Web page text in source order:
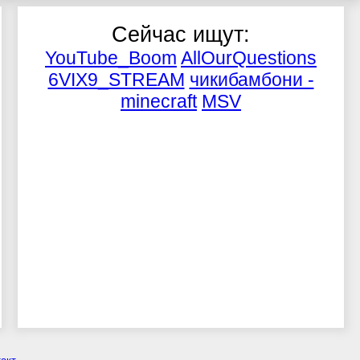
Сейчас ищут:
YouTube_Boom AllOurQuestions
6VIX9_STREAM чикибамбони -
minecraft MSV